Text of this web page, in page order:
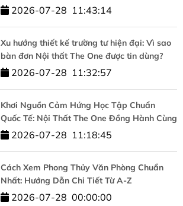
nghệ – ĐHQGHN
2026-07-28 11:43:14
Xu hướng thiết kế trường tư hiện đại: Vì sao
bàn đơn Nội thất The One được tin dùng?
2026-07-28 11:32:57
Khơi Nguồn Cảm Hứng Học Tập Chuẩn
Quốc Tế: Nội Thất The One Đồng Hành Cùng
HUFLIT
2026-07-28 11:18:45
Cách Xem Phong Thủy Văn Phòng Chuẩn
Nhất: Hướng Dẫn Chi Tiết Từ A-Z
2026-07-28 00:00:00